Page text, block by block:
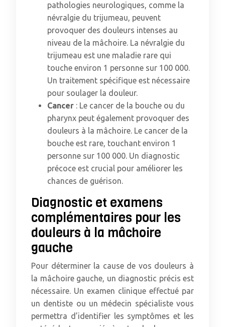
pathologies neurologiques, comme la
névralgie du trijumeau, peuvent
provoquer des douleurs intenses au
niveau de la mâchoire. La névralgie du
trijumeau est une maladie rare qui
touche environ 1 personne sur 100 000.
Un traitement spécifique est nécessaire
pour soulager la douleur.
Cancer : Le cancer de la bouche ou du
pharynx peut également provoquer des
douleurs à la mâchoire. Le cancer de la
bouche est rare, touchant environ 1
personne sur 100 000. Un diagnostic
précoce est crucial pour améliorer les
chances de guérison.
Diagnostic et examens
complémentaires pour les
douleurs à la mâchoire
gauche
Pour déterminer la cause de vos douleurs à
la mâchoire gauche, un diagnostic précis est
nécessaire. Un examen clinique effectué par
un dentiste ou un médecin spécialiste vous
permettra d’identifier les symptômes et les